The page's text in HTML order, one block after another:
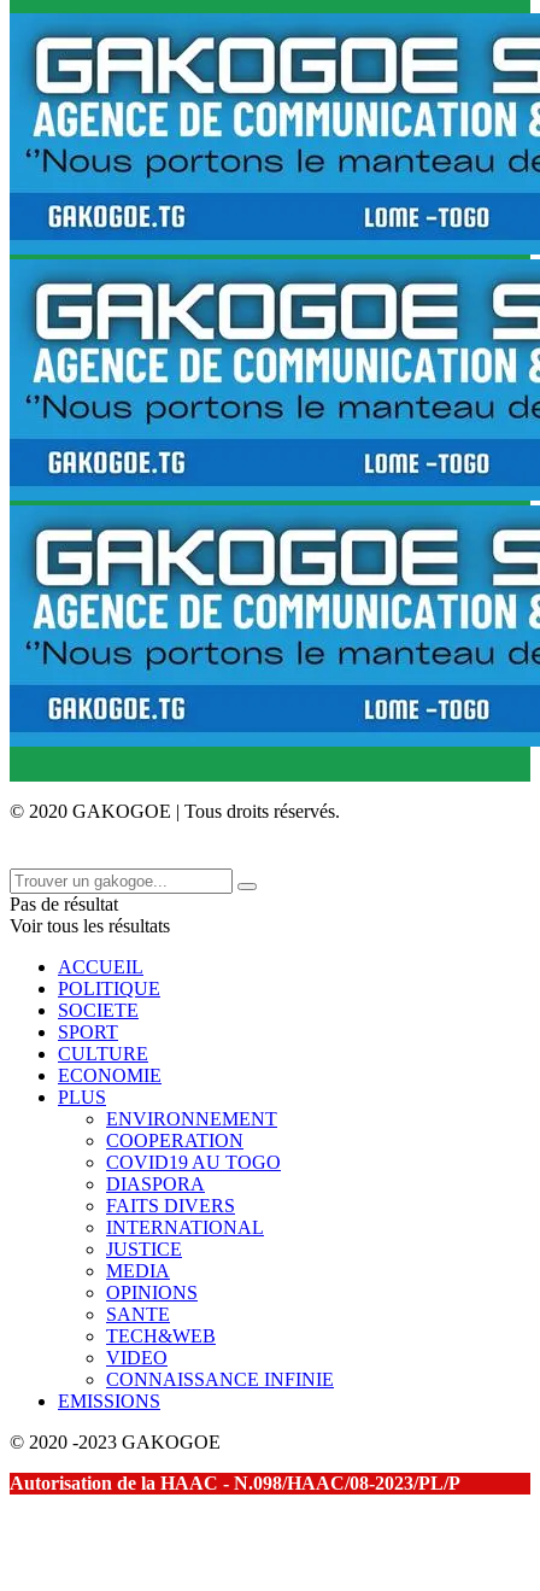
© 2020 GAKOGOE | Tous droits réservés.
Pas de résultat
Voir tous les résultats
ACCUEIL
POLITIQUE
SOCIETE
SPORT
CULTURE
ECONOMIE
PLUS
ENVIRONNEMENT
COOPERATION
COVID19 AU TOGO
DIASPORA
FAITS DIVERS
INTERNATIONAL
JUSTICE
MEDIA
OPINIONS
SANTE
TECH&WEB
VIDEO
CONNAISSANCE INFINIE
EMISSIONS
© 2020 -2023 GAKOGOE
Autorisation de la HAAC - N.098/HAAC/08-2023/PL/P